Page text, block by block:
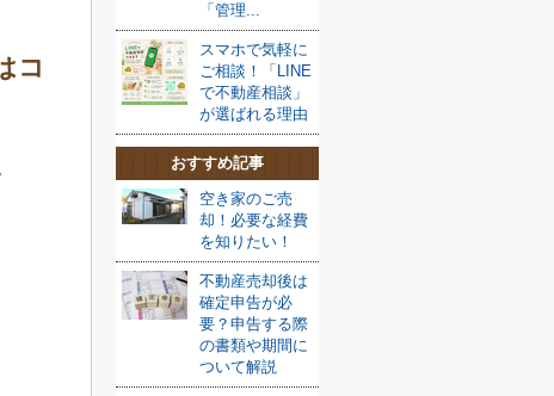
コ
「管理...
スマホで気軽に
ご相談！「LINE
で不動産相談」
が選ばれる理由
おすすめ記事
空き家のご売
却！必要な経費
を知りたい！
不動産売却後は
確定申告が必
要？申告する際
の書類や期間に
ついて解説